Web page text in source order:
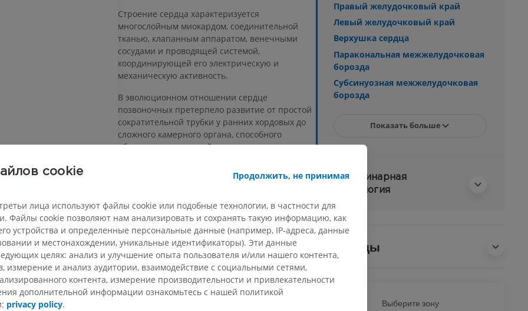
Строение сердца характеризуется
многослойным миокардом, соединительной
тканью, клапанным аппаратом, венечными
сосудами и проводящей системой,
координирующей его электрическую и
механическую активность.
В эволюционном отношении сердце
позвоночных претерпело развитие от простой
сократительной трубки у ранних хордовых до
сложного камерного органа, способного
обеспечивать высокий уровень
Есть ли проблема с этим переводом?
СООБЩИТЬ
Галерея
Правый желудочковый край
Левый желудочковый край
Верхушка сердца
Паракональная межжелудочковая
борозда
Субсинуозная межжелудочковая
борозда
Показать больше
Ветеринарная
гистология
Переводы
Выберите зону
cookie Продолжить, не принимая
лица используют файлы cookie или подобные технологии, в частности для
Файлы cookie позволяют нам анализировать и сохранять такую информацию, как
устройства и определенные персональные данные (например, IP-адреса, данные
и местонахождении, уникальные идентификаторы). Эти данные
целях: анализ и улучшение опыта пользователя и/или нашего контента,
измерение и анализ аудитории, взаимодействие с социальными сетями,
контента, измерение производительности и привлекательности
дополнительной информации ознакомьтесь с нашей политикой
privacy policy.